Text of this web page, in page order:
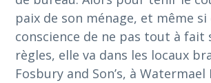
paix de son ménage, et même si
conscience de ne pas tout à fait
règles, elle va dans les locaux
Fosbury and Son’s, à